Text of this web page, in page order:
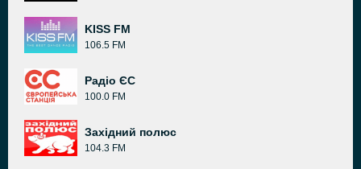
KISS FM
106.5 FM
Радіо ЄС
100.0 FM
Західний полюс
104.3 FM